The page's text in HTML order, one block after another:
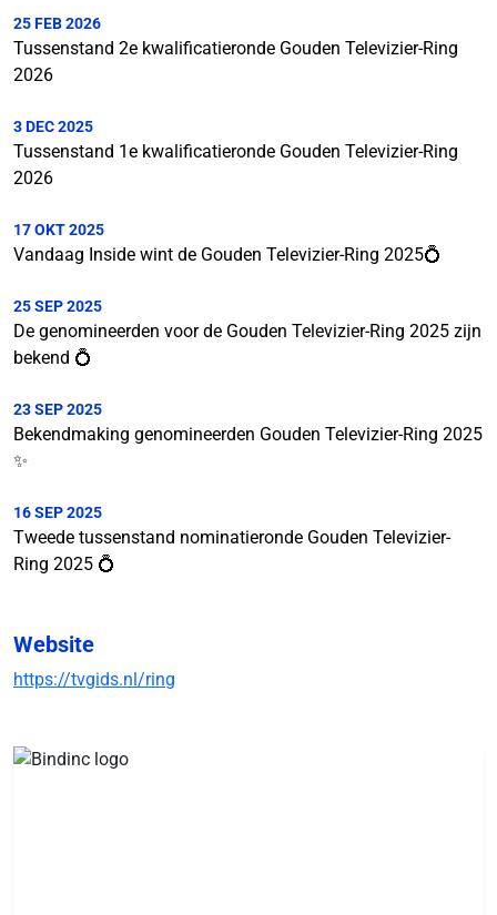
25 FEB 2026
Tussenstand 2e kwalificatieronde Gouden Televizier-Ring
2026
3 DEC 2025
Tussenstand 1e kwalificatieronde Gouden Televizier-Ring
2026
17 OKT 2025
Vandaag Inside wint de Gouden Televizier-Ring 2025💍
25 SEP 2025
De genomineerden voor de Gouden Televizier-Ring 2025 zijn
bekend 💍
23 SEP 2025
Bekendmaking genomineerden Gouden Televizier-Ring 2025
✨
16 SEP 2025
Tweede tussenstand nominatieronde Gouden Televizier-
Ring 2025 💍
Website
https://tvgids.nl/ring